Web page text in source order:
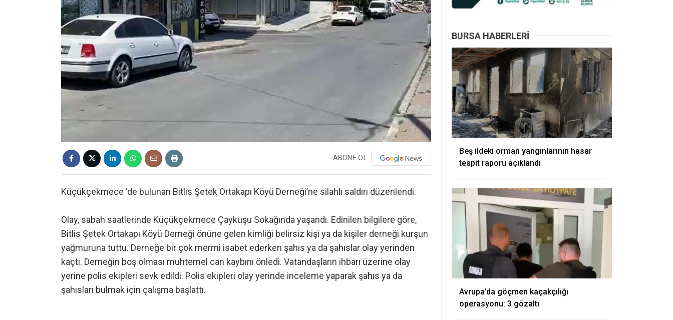
ABONE OL
Küçükçekmece ‘de bulunan Bitlis Şetek Ortakapı Köyü Derneği’ne silahlı saldırı düzenlendi.
Olay, sabah saatlerinde Küçükçekmece Çaykuşu Sokağında yaşandı. Edinilen bilgilere göre,
Bitlis Şetek Ortakapı Köyü Derneği önüne gelen kimliği belirsiz kişi ya da kişiler derneği kurşun
yağmuruna tuttu. Derneğe bir çok mermi isabet ederken şahıs ya da şahıslar olay yerinden
kaçtı. Derneğin boş olması muhtemel can kaybını önledi. Vatandaşların ihbarı üzerine olay
yerine polis ekipleri sevk edildi. Polis ekipleri olay yerinde inceleme yaparak şahıs ya da
şahısları bulmak için çalışma başlattı.
BURSA HABERLERI
Beş ildeki orman yangınlarının hasar
tespit raporu açıklandı
Avrupa’da göçmen kaçakçılığı
operasyonu: 3 gözaltı